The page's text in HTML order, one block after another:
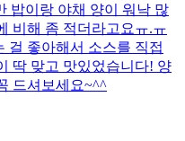
밥이랑 야채 양이 워낙 많
비해 좀 적더라고요ㅠ.ㅠ
걸 좋아해서 소스를 직접
딱 맞고 맛있었습니다! 양
드셔보세요~^^